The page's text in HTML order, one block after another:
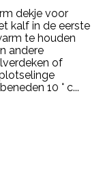
dekje voor
kalf in de eerste
te houden
andere
of
10 ° c...